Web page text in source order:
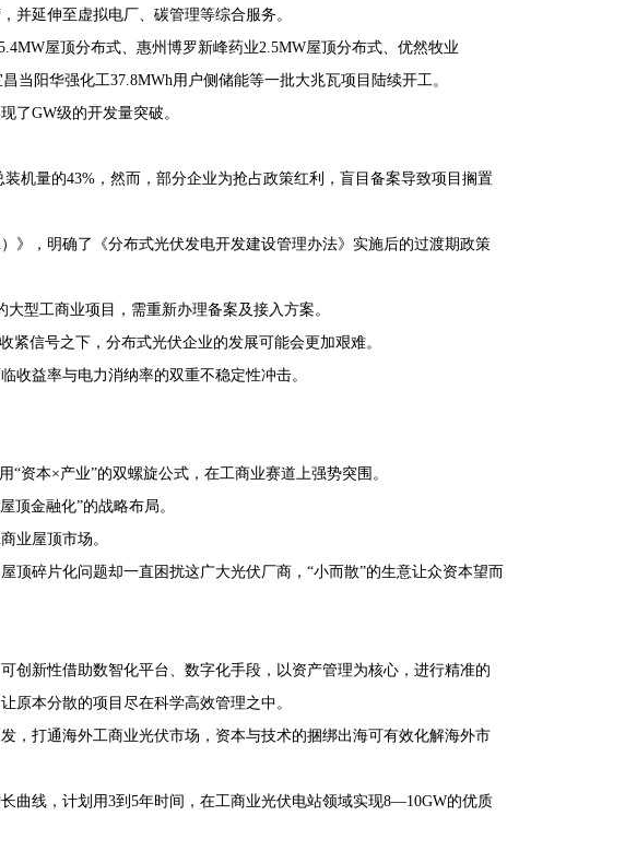
并延伸至虚拟电厂、碳管理等综合服务。
屋顶分布式、惠州博罗新峰药业2.5MW屋顶分布式、优然牧业
当阳华强化工37.8MWh用户侧储能等一批大兆瓦项目陆续开工。
了GW级的开发量突破。
机量的43%，然而，部分企业为抢占政策红利，盲目备案导致项目搁置
》，明确了《分布式光伏发电开发建设管理办法》实施后的过渡期政策
型工商业项目，需重新办理备案及接入方案。
信号之下，分布式光伏企业的发展可能会更加艰难。
收益率与电力消纳率的双重不稳定性冲击。
资本×产业”的双螺旋公式，在工商业赛道上强势突围。
顶金融化”的战略布局。
业屋顶市场。
顶碎片化问题却一直困扰这广大光伏厂商，“小而散”的生意让众资本望而
创新性借助数智化平台、数字化手段，以资产管理为核心，进行精准的
原本分散的项目尽在科学高效管理之中。
，打通海外工商业光伏市场，资本与技术的捆绑出海可有效化解海外市
曲线，计划用3到5年时间，在工商业光伏电站领域实现8—10GW的优质